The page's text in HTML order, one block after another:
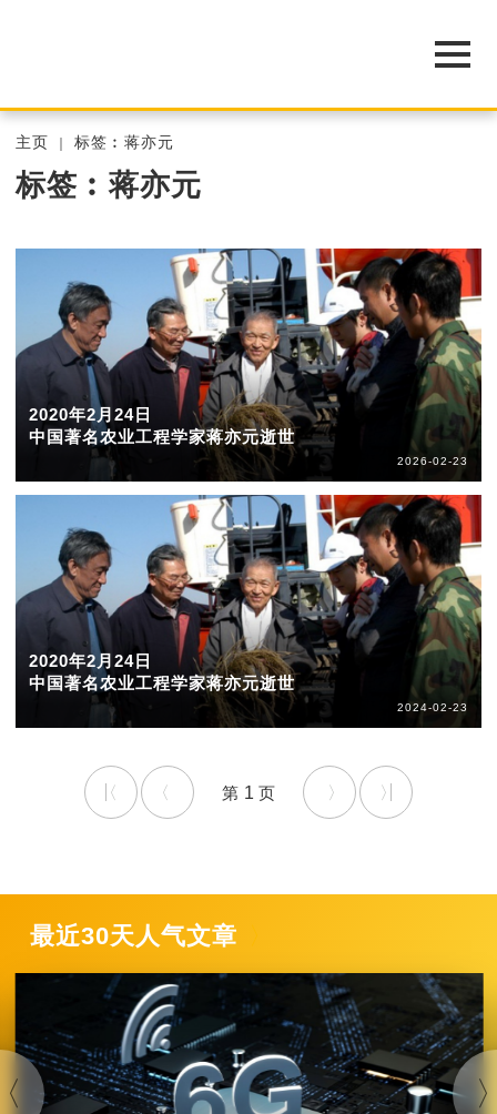
主页 标签︰蒋亦元
标签︰蒋亦元
2020年2月24日
中国著名农业工程学家蒋亦元逝世
2026-02-23
2020年2月24日
中国著名农业工程学家蒋亦元逝世
2024-02-23
1
最近30天人气文章